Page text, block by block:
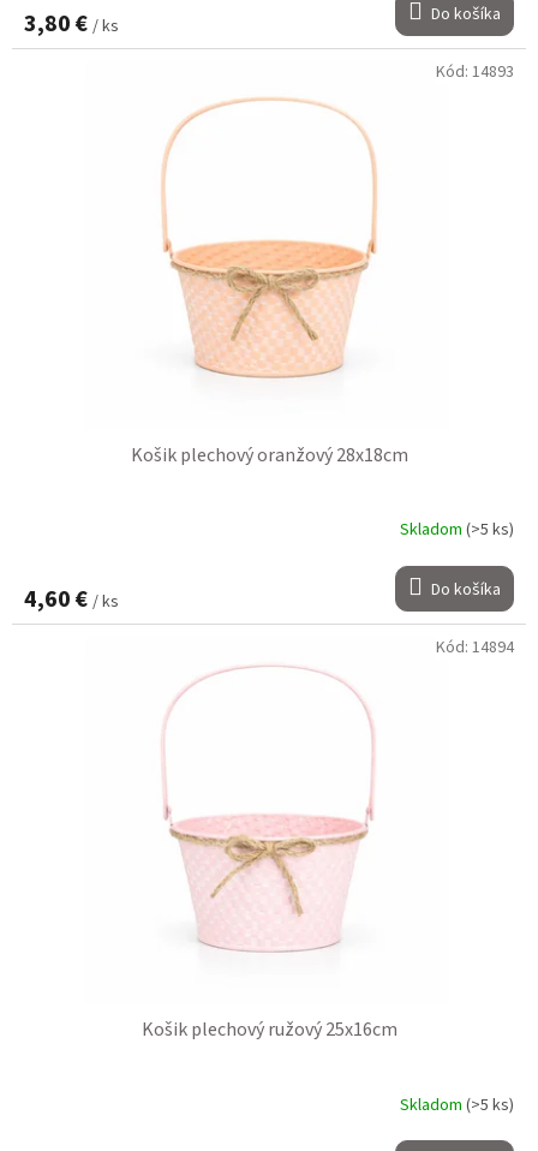
3,80 € / ks Do košíka
Košik plechový oranžový 28x18cm
Skladom (>5 ks)
4,60 € / ks Do košíka
Kód: 14893
Košik plechový ružový 25x16cm
Skladom (>5 ks)
Kód: 14894